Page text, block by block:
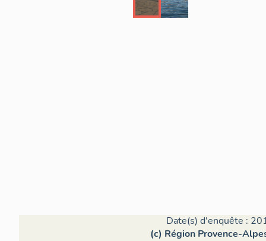
Date(s) d'enquête :
(c) Région Provence-